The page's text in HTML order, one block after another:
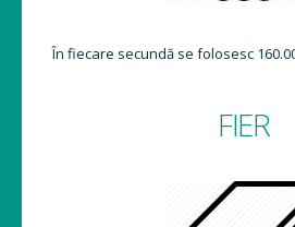
În fiecare secundă se folosesc
FIER